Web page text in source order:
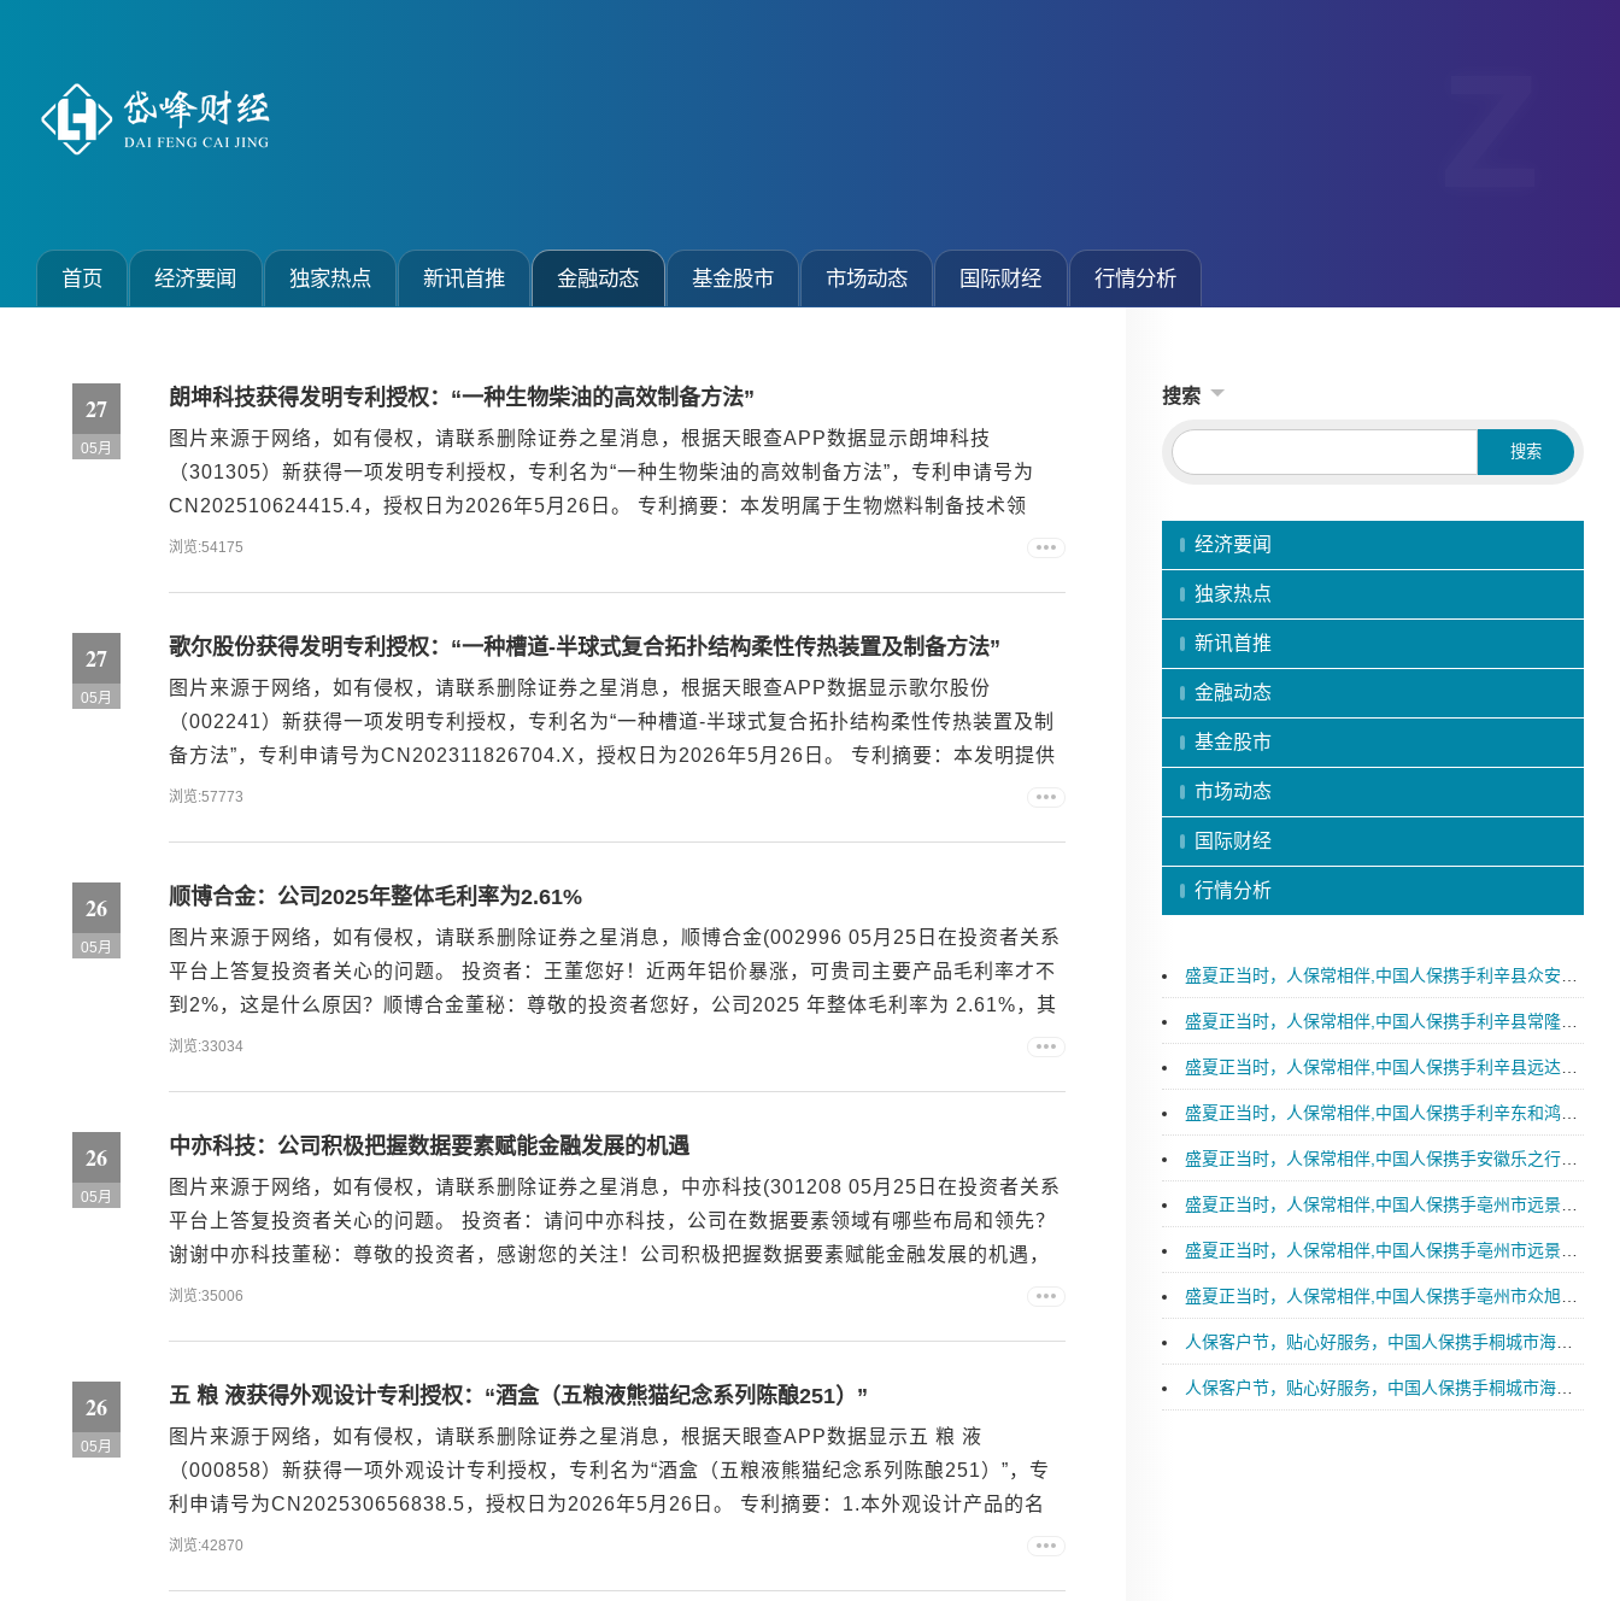
首页 经济要闻 独家热点 新讯首推 金融动态 基金股市 市场动态 国际财经 行情分析
27
05月
朗坤科技获得发明专利授权：“一种生物柴油的高效制备方法”
图片来源于网络，如有侵权，请联系删除证券之星消息，根据天眼查APP数据显示朗坤科技
（301305）新获得一项发明专利授权，专利名为“一种生物柴油的高效制备方法”，专利申请号为
CN202510624415.4，授权日为2026年5月26日。 专利摘要：本发明属于生物燃料制备技术领
域，具体涉及一种生物柴油的高效制备方法。所述方法包括如下制备步骤：将原料油与游离脂肪
浏览:54175
27
05月
歌尔股份获得发明专利授权：“一种槽道-半球式复合拓扑结构柔性传热装置及制备方法”
图片来源于网络，如有侵权，请联系删除证券之星消息，根据天眼查APP数据显示歌尔股份
（002241）新获得一项发明专利授权，专利名为“一种槽道-半球式复合拓扑结构柔性传热装置及制
备方法”，专利申请号为CN202311826704.X，授权日为2026年5月26日。 专利摘要：本发明提供
了一种槽道?半球式复合拓扑结构柔性传热装置的制备方法，所述制备方法包括以下步骤：步骤1：
浏览:57773
26
05月
顺博合金：公司2025年整体毛利率为2.61%
图片来源于网络，如有侵权，请联系删除证券之星消息，顺博合金(002996 05月25日在投资者关系
平台上答复投资者关心的问题。 投资者：王董您好！近两年铝价暴涨，可贵司主要产品毛利率才不
到2%，这是什么原因？顺博合金董秘：尊敬的投资者您好，公司2025 年整体毛利率为 2.61%，其
中铝合金锭（液）毛利率为1.99%、压延铝材毛利率为 6.66%。公司毛利率水平受到市场供需、价
浏览:33034
26
05月
中亦科技：公司积极把握数据要素赋能金融发展的机遇
图片来源于网络，如有侵权，请联系删除证券之星消息，中亦科技(301208 05月25日在投资者关系
平台上答复投资者关心的问题。 投资者：请问中亦科技，公司在数据要素领域有哪些布局和领先？
谢谢中亦科技董秘：尊敬的投资者，感谢您的关注！公司积极把握数据要素赋能金融发展的机遇，
为加快建设数字化转型贡献力量。图片来源于网络，如有侵权，请联系删除 以上内容为证券之星据
浏览:35006
26
05月
五 粮 液获得外观设计专利授权：“酒盒（五粮液熊猫纪念系列陈酿251）”
图片来源于网络，如有侵权，请联系删除证券之星消息，根据天眼查APP数据显示五 粮 液
（000858）新获得一项外观设计专利授权，专利名为“酒盒（五粮液熊猫纪念系列陈酿251）”，专
利申请号为CN202530656838.5，授权日为2026年5月26日。 专利摘要：1.本外观设计产品的名
称：酒盒（五粮液熊猫纪念系列陈酿251）。2.本外观设计产品的用途：用于酒盒。3.本外观设计产
浏览:42870
搜索
经济要闻
独家热点
新讯首推
金融动态
基金股市
市场动态
国际财经
行情分析
盛夏正当时，人保常相伴,中国人保携手利辛县众安汽车购车嘉年华
盛夏正当时，人保常相伴,中国人保携手利辛县常隆汽车购车嘉年华
盛夏正当时，人保常相伴,中国人保携手利辛县远达汽车购车嘉年华
盛夏正当时，人保常相伴,中国人保携手利辛东和鸿淼汽车购车嘉年华
盛夏正当时，人保常相伴,中国人保携手安徽乐之行汽车购车嘉年华
盛夏正当时，人保常相伴,中国人保携手亳州市远景特润汽车购车嘉年华
盛夏正当时，人保常相伴,中国人保携手亳州市远景星润汽车购车嘉年华
盛夏正当时，人保常相伴,中国人保携手亳州市众旭新能源汽车购车嘉年华
人保客户节，贴心好服务，中国人保携手桐城市海青汽车购车嘉年华
人保客户节，贴心好服务，中国人保携手桐城市海青汽车续保团购会